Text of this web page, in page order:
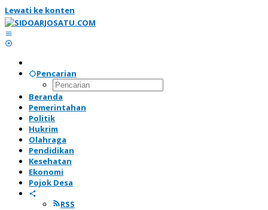
Lewati ke konten
Pencarian
Beranda
Pemerintahan
Politik
Hukrim
Olahraga
Pendidikan
Kesehatan
Ekonomi
Pojok Desa
RSS